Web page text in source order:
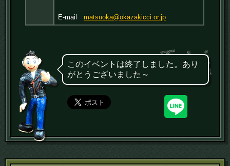
E-mail matsuoka@okazakicci.or.jp
このイベントは終了しました。あり
がとうございました～